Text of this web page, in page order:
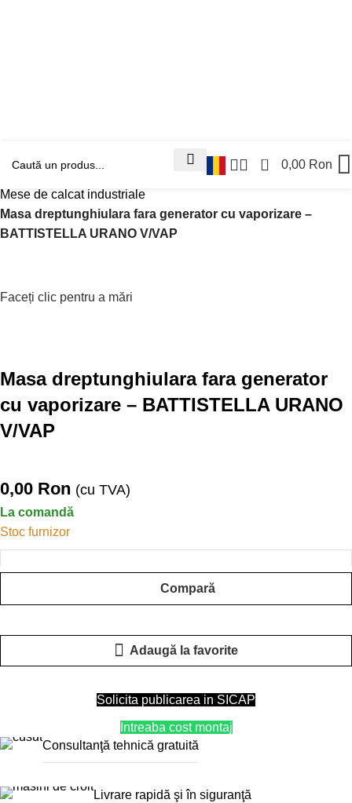
0 0,00 Ron
Prima pagină
Calcat
Mese de calcat industriale
Masa dreptunghiulara fara generator cu vaporizare –
BATTISTELLA URANO V/VAP
Faceți clic pentru a mări
Masa dreptunghiulara fara generator
cu vaporizare – BATTISTELLA URANO
V/VAP
0,00 Ron (cu TVA)
La comandă
Stoc furnizor
Compară
Adaugă la favorite
Solicita publicarea in SICAP
Intreaba cost montaj
Consultanţă tehnică gratuită
Livrare rapidă şi în siguranţă